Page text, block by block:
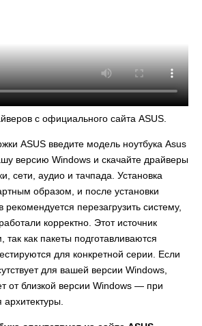
с официального сайта ASUS.
ASUS введите модель ноутбука Asus
версию Windows и скачайте драйверы
сети, аудио и тачпада. Установка
образом, и после установки
перезагрузить систему,
корректно. Этот источник
так как пакеты подготавливаются
для конкретной серии. Если
для вашей версии Windows,
от близкой версии Windows — при